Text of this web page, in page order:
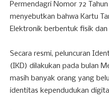
Permendagri Nomor 72
menyebutkan bahwa Kartu
Elektronik berbentuk fisik
Secara resmi, peluncuran
(IKD) dilakukan pada bulan
masih banyak orang yang
identitas kependudukan